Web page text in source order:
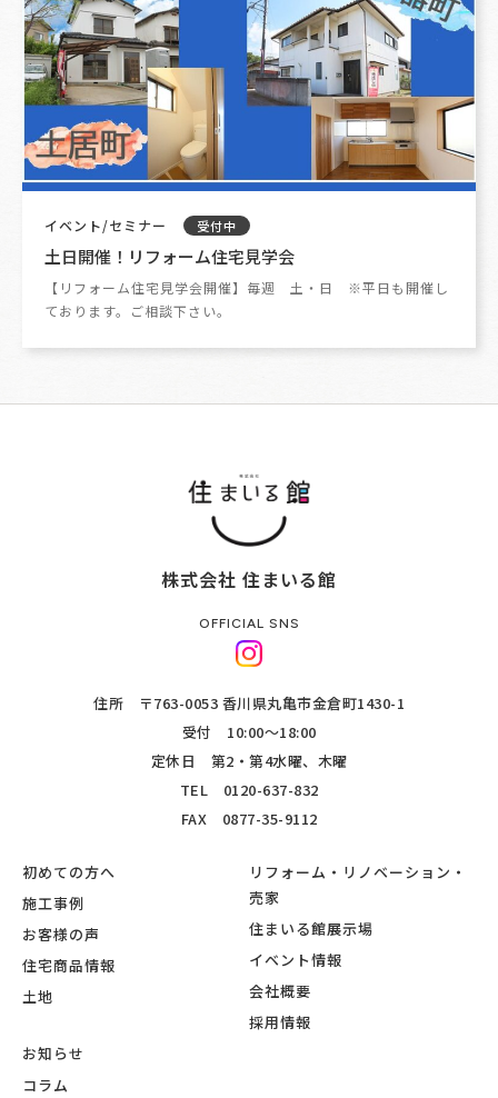
イベント/セミナー 受付中
土日開催！リフォーム住宅見学会
【リフォーム住宅見学会開催】毎週 土・日 ※平日も開催し
ております。ご相談下さい。
株式会社 住まいる館
OFFICIAL SNS
住所 〒763-0053 香川県丸亀市金倉町1430-1
受付 10:00～18:00
定休日 第2・第4水曜、木曜
TEL 0120-637-832
FAX 0877-35-9112
初めての方へ
施工事例
お客様の声
住宅商品情報
土地
リフォーム・リノベーション・
売家
住まいる館展示場
イベント情報
会社概要
採用情報
お知らせ
コラム